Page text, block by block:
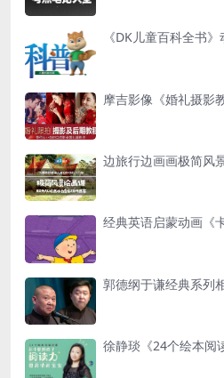
《DK儿童百科全书
摩吉影像《婚礼摄影
边旅行边画画极简风
经典英语启蒙动画《
郭德纲于谦经典系列
徐静琰《24个绘本阅